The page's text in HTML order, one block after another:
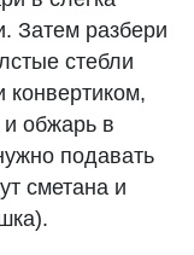
Затем разбери
стебли
и обжарь в
подавать
сметана и